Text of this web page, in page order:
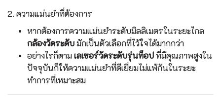
2. ความแม่นยำที่ต้องการ
หากต้องการความแม่นยำระดับมิลลิเมตรในระยะไกล
กล้องวัดระดับมักเป็นตัวเลือกที่ไว้ใจได้มากกว่า
อย่างไรก็ตามเลเซอร์วัดระดับรุ่นท็อปที่มีคุณภาพสูงใน
ปัจจุบันก็ให้ความแม่นยำที่ดีเยี่ยมไม่แพ้กันในระยะ
ทำการที่เหมาะสม